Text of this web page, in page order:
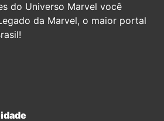
do Universo Marvel você
da Marvel, o maior portal